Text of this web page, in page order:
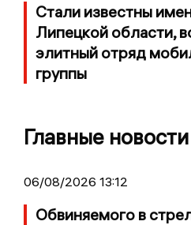
Стали известны
Липецкой области,
элитный отряд
группы
Главные новости
06/08/2026 13:12
Обвиняемого в